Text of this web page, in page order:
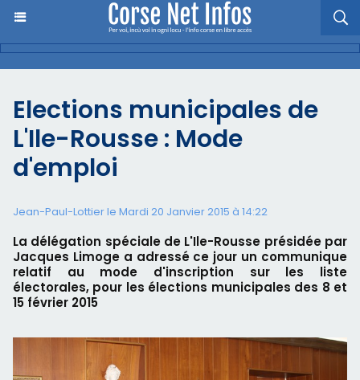
Elections municipales de
L'Ile-Rousse : Mode
d'emploi
Jean-Paul-Lottier le Mardi 20 Janvier 2015 à 14:22
La délégation spéciale de L'Ile-Rousse présidée par
Jacques Limoge a adressé ce jour un communique
relatif au mode d'inscription sur les liste
électorales, pour les élections municipales des 8 et
15 février 2015